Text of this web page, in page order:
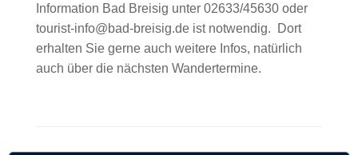
Information Bad Breisig unter 02633/45630 oder
tourist-info@bad-breisig.de ist notwendig. Dort
erhalten Sie gerne auch weitere Infos, natürlich
auch über die nächsten Wandertermine.